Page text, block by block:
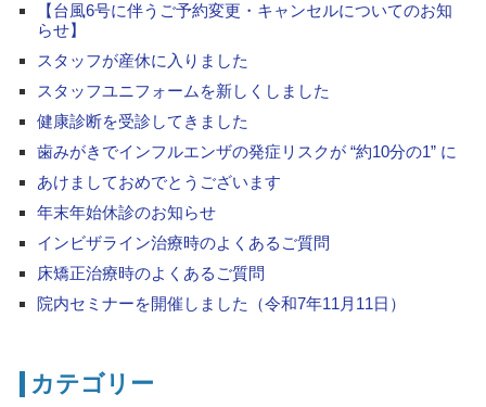
【台風6号に伴うご予約変更・キャンセルについてのお知
らせ】
スタッフが産休に入りました
スタッフユニフォームを新しくしました
健康診断を受診してきました
歯みがきでインフルエンザの発症リスクが “約10分の1” に
あけましておめでとうございます
年末年始休診のお知らせ
インビザライン治療時のよくあるご質問
床矯正治療時のよくあるご質問
院内セミナーを開催しました（令和7年11月11日）
カテゴリー